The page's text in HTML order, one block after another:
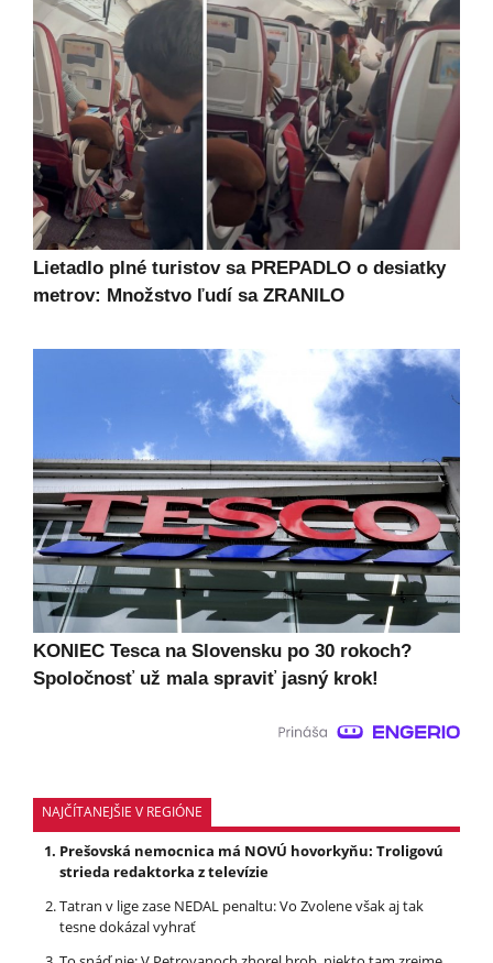
Lietadlo plné turistov sa PREPADLO o desiatky
metrov: Množstvo ľudí sa ZRANILO
KONIEC Tesca na Slovensku po 30 rokoch?
Spoločnosť už mala spraviť jasný krok!
NAJČÍTANEJŠIE V REGIÓNE
Prešovská nemocnica má NOVÚ hovorkyňu: Troligovú
strieda redaktorka z televízie
Tatran v lige zase NEDAL penaltu: Vo Zvolene však aj tak
tesne dokázal vyhrať